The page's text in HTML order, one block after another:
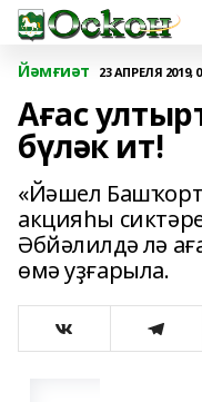
Йәмғиәт 23 АПРЕЛЯ 2019,
Ағас
бүләк ит!
«Йәшел
акцияһы
Әбйәлилдә лә
өмә уҙғарыла.